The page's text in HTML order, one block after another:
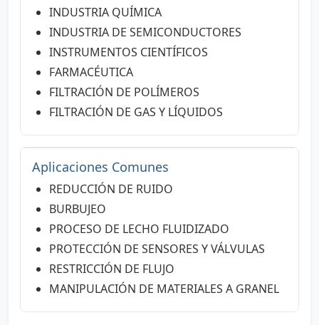
INDUSTRIA QUÍMICA
INDUSTRIA DE SEMICONDUCTORES
INSTRUMENTOS CIENTÍFICOS
FARMACÉUTICA
FILTRACIÓN DE POLÍMEROS
FILTRACIÓN DE GAS Y LÍQUIDOS
Aplicaciones Comunes
REDUCCIÓN DE RUIDO
BURBUJEO
PROCESO DE LECHO FLUIDIZADO
PROTECCIÓN DE SENSORES Y VÁLVULAS
RESTRICCIÓN DE FLUJO
MANIPULACIÓN DE MATERIALES A GRANEL